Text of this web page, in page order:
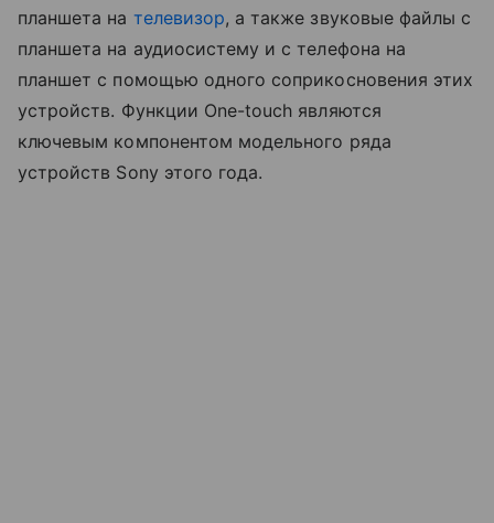
планшета на телевизор, а также звуковые файлы с
планшета на аудиосистему и с телефона на
планшет с помощью одного соприкосновения этих
устройств. Функции One-touch являются
ключевым компонентом модельного ряда
устройств Sony этого года.